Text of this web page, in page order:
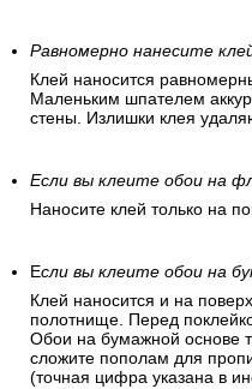
Равномерно нанесите
Клей наносится
Маленьким шпателем
стены. Излишки клея
Если вы клеите обои на
Наносите клей только на
Если вы клеите обои на
Клей наносится и на
полотнище. Перед
Обои на бумажной основе
сложите пополам для
(точная цифра указана в